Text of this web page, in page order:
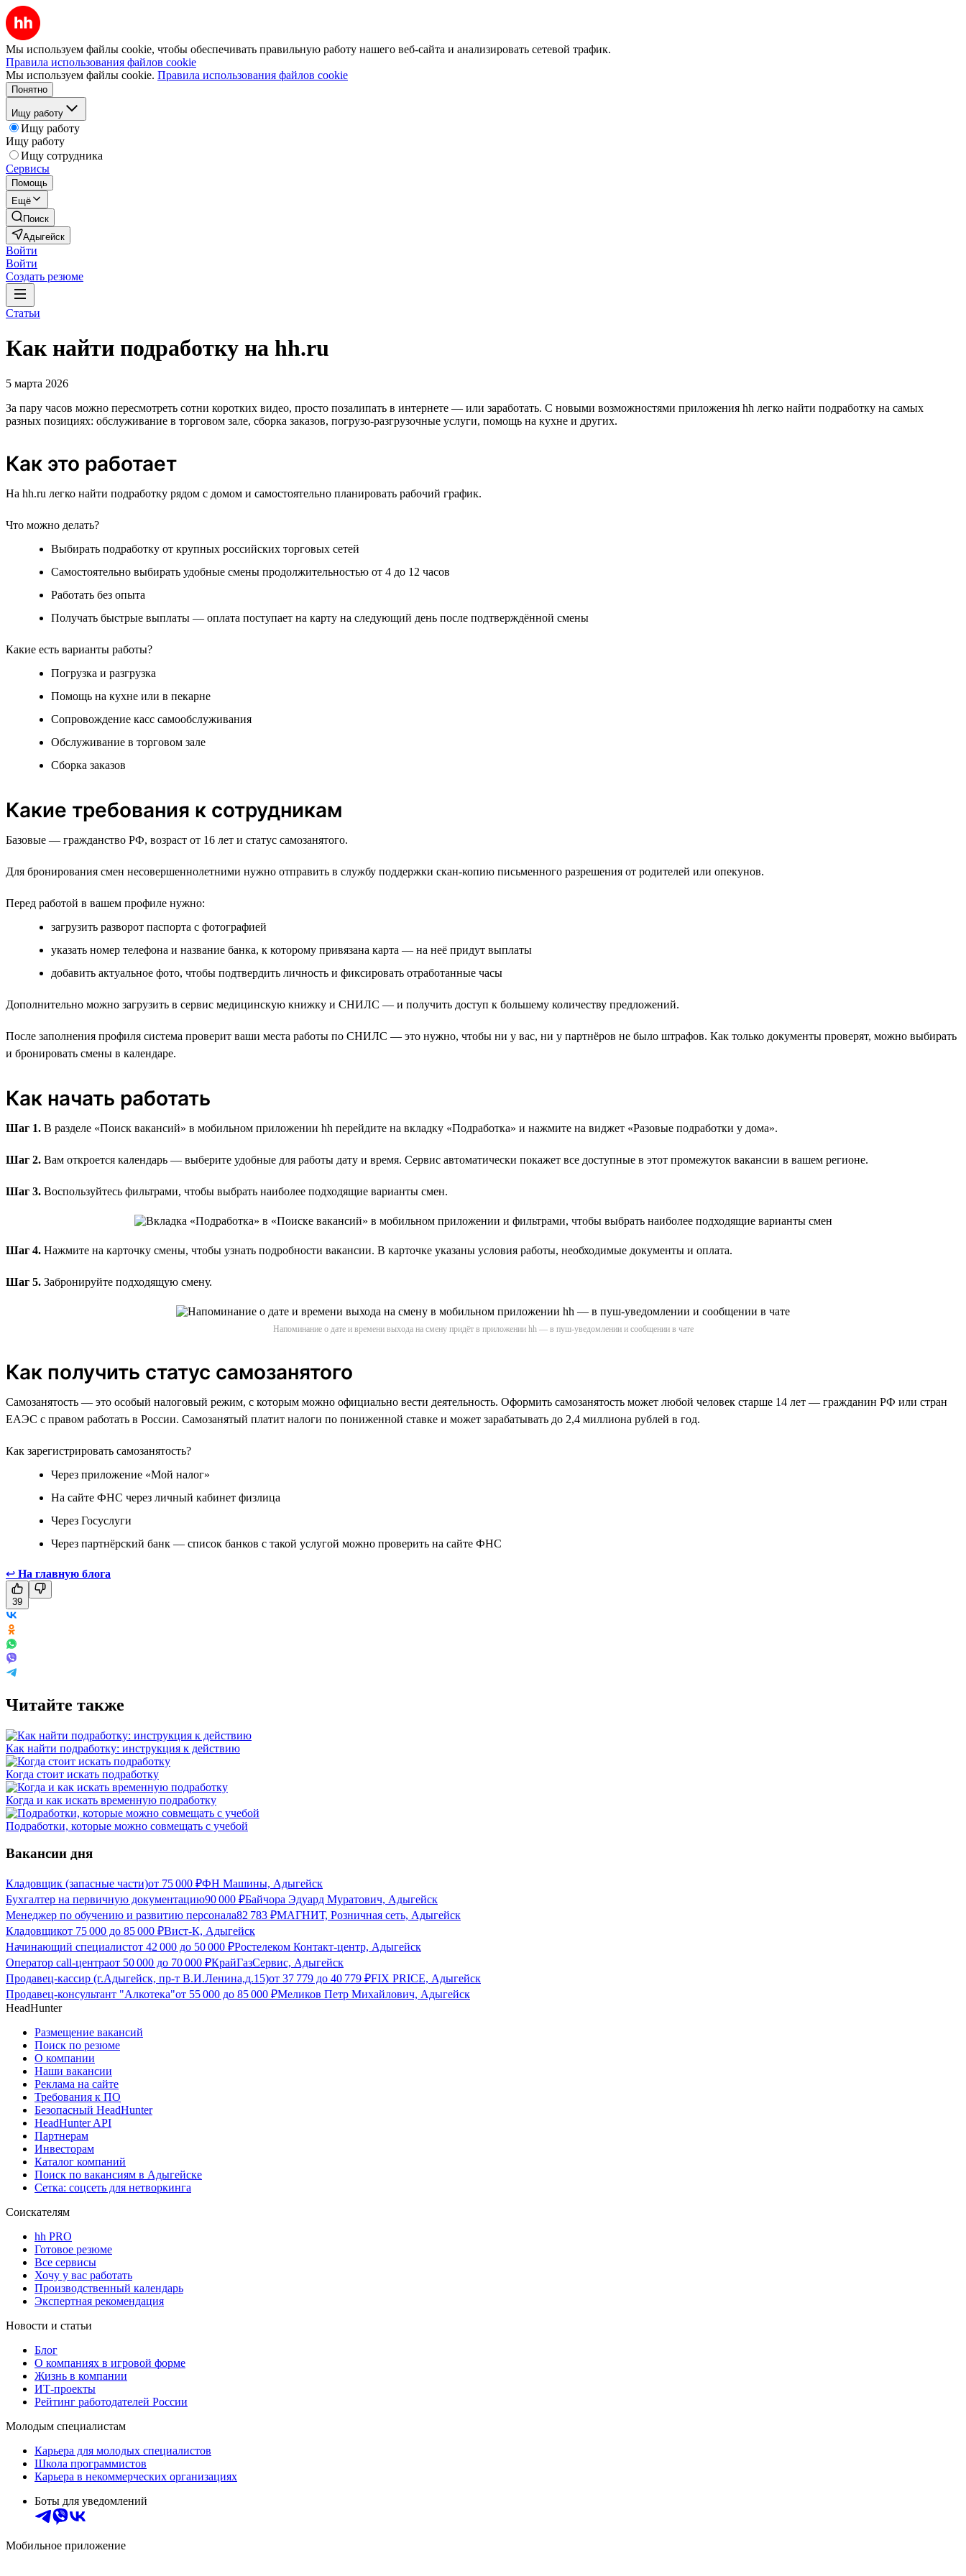
Мы используем файлы cookie, чтобы обеспечивать правильную работу нашего веб-сайта и анализировать сетевой трафик.
Правила использования файлов cookie
Мы используем файлы cookie. Правила использования файлов cookie
Понятно
Ищу работу
Ищу работу
Ищу работу
Ищу сотрудника
Сервисы
Помощь
Ещё
Поиск
Адыгейск
Войти
Войти
Создать резюме
Статьи
Как найти подработку на hh.ru
5 марта 2026
За пару часов можно пересмотреть сотни коротких видео, просто позалипать в интернете — или заработать. С новыми возможностями приложения hh легко найти подработку на самых
разных позициях: обслуживание в торговом зале, сборка заказов, погрузо-разгрузочные услуги, помощь на кухне и других.
Как это работает
На hh.ru легко найти подработку рядом с домом и самостоятельно планировать рабочий график.
Что можно делать?
Выбирать подработку от крупных российских торговых сетей
Самостоятельно выбирать удобные смены продолжительностью от 4 до 12 часов
Работать без опыта
Получать быстрые выплаты — оплата поступает на карту на следующий день после подтверждённой смены
Какие есть варианты работы?
Погрузка и разгрузка
Помощь на кухне или в пекарне
Сопровождение касс самообслуживания
Обслуживание в торговом зале
Сборка заказов
Какие требования к сотрудникам
Базовые — гражданство РФ, возраст от 16 лет и статус самозанятого.
Для бронирования смен несовершеннолетними нужно отправить в службу поддержки скан-копию письменного разрешения от родителей или опекунов.
Перед работой в вашем профиле нужно:
загрузить разворот паспорта с фотографией
указать номер телефона и название банка, к которому привязана карта — на неё придут выплаты
добавить актуальное фото, чтобы подтвердить личность и фиксировать отработанные часы
Дополнительно можно загрузить в сервис медицинскую книжку и СНИЛС — и получить доступ к большему количеству предложений.
После заполнения профиля система проверит ваши места работы по СНИЛС — это нужно, чтобы ни у вас, ни у партнёров не было штрафов. Как только документы проверят, можно выбирать
и бронировать смены в календаре.
Как начать работать
Шаг 1. В разделе «Поиск вакансий» в мобильном приложении hh перейдите на вкладку «Подработка» и нажмите на виджет «Разовые подработки у дома».
Шаг 2. Вам откроется календарь — выберите удобные для работы дату и время. Сервис автоматически покажет все доступные в этот промежуток вакансии в вашем регионе.
Шаг 3. Воспользуйтесь фильтрами, чтобы выбрать наиболее подходящие варианты смен.
Шаг 4. Нажмите на карточку смены, чтобы узнать подробности вакансии. В карточке указаны условия работы, необходимые документы и оплата.
Шаг 5. Забронируйте подходящую смену.
Напоминание о дате и времени выхода на смену придёт в приложении hh — в пуш-уведомлении и сообщении в чате
Как получить статус самозанятого
Самозанятость — это особый налоговый режим, с которым можно официально вести деятельность. Оформить самозанятость может любой человек старше 14 лет — гражданин РФ или стран
ЕАЭС с правом работать в России. Самозанятый платит налоги по пониженной ставке и может зарабатывать до 2,4 миллиона рублей в год.
Как зарегистрировать самозанятость?
Через приложение «Мой налог»
На сайте ФНС через личный кабинет физлица
Через Госуслуги
Через партнёрский банк — список банков с такой услугой можно проверить на сайте ФНС
↩ На главную блога
39
Читайте также
Как найти подработку: инструкция к действию
Когда стоит искать подработку
Когда и как искать временную подработку
Подработки, которые можно совмещать с учебой
Вакансии дня
Кладовщик (запасные части)от 75 000 ₽ФН Машины, Адыгейск
Бухгалтер на первичную документацию90 000 ₽Байчора Эдуард Муратович, Адыгейск
Менеджер по обучению и развитию персонала82 783 ₽МАГНИТ, Розничная сеть, Адыгейск
Кладовщикот 75 000 до 85 000 ₽Вист-К, Адыгейск
Начинающий специалистот 42 000 до 50 000 ₽Ростелеком Контакт-центр, Адыгейск
Оператор call-центраот 50 000 до 70 000 ₽КрайГазСервис, Адыгейск
Продавец-кассир (г.Адыгейск, пр-т В.И.Ленина,д.15)от 37 779 до 40 779 ₽FIX PRICE, Адыгейск
Продавец-консультант "Алкотека"от 55 000 до 85 000 ₽Меликов Петр Михайлович, Адыгейск
HeadHunter
Размещение вакансий
Поиск по резюме
О компании
Наши вакансии
Реклама на сайте
Требования к ПО
Безопасный HeadHunter
HeadHunter API
Партнерам
Инвесторам
Каталог компаний
Поиск по вакансиям в Адыгейске
Сетка: соцсеть для нетворкинга
Соискателям
hh PRO
Готовое резюме
Все сервисы
Хочу у вас работать
Производственный календарь
Экспертная рекомендация
Новости и статьи
Блог
О компаниях в игровой форме
Жизнь в компании
ИТ-проекты
Рейтинг работодателей России
Молодым специалистам
Карьера для молодых специалистов
Школа программистов
Карьера в некоммерческих организациях
Боты для уведомлений
Мобильное приложение